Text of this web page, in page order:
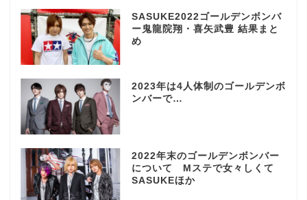
SASUKE2022ゴールデンボンバ
ー鬼龍院翔・喜矢武豊 結果まと
め
2023年は4人体制のゴールデンボ
ンバーで…
2022年末のゴールデンボンバー
について Mステで女々しくて
SASUKEほか